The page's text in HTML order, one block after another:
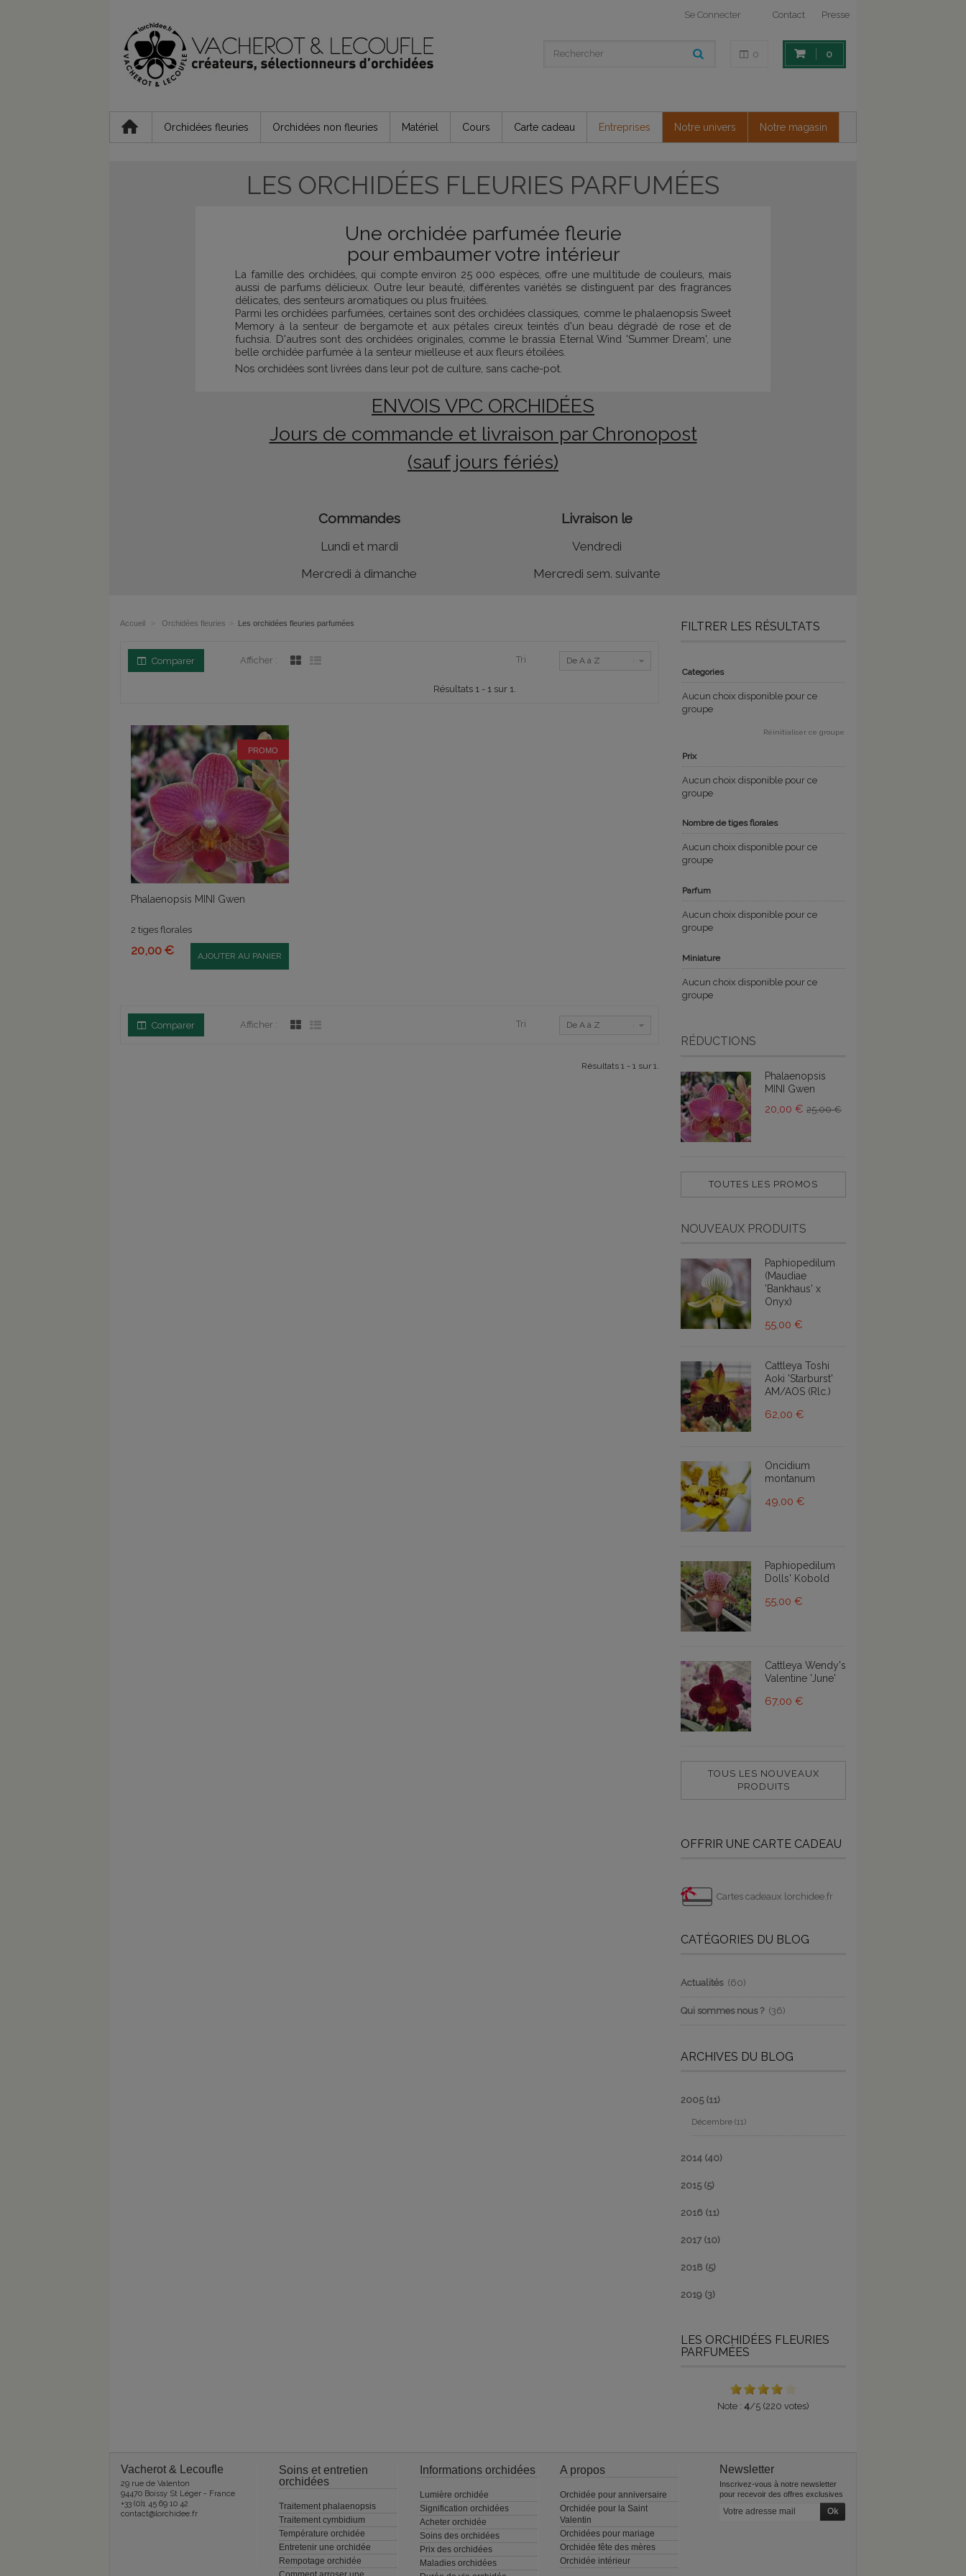
Contact Presse
Se Connecter
0
0
Orchidées fleuries Orchidées non fleuries Matériel Cours Carte cadeau Entreprises Notre univers Notre magasin
LES ORCHIDÉES FLEURIES PARFUMÉES
Une orchidée parfumée fleurie
pour embaumer votre intérieur
La famille des orchidées, qui compte environ 25 000 espèces, offre une multitude de couleurs, mais
aussi de parfums délicieux. Outre leur beauté, différentes variétés se distinguent par des fragrances
délicates, des senteurs aromatiques ou plus fruitées.
Parmi les orchidées parfumées, certaines sont des orchidées classiques , comme le phalaenopsis Sweet
Memory à la senteur de bergamote et aux pétales cireux teintés d'un beau dégradé de rose et de
fuchsia. D'autres sont des orchidées originales, comme le brassia Eternal Wind 'Summer Dream', une
belle orchidée parfumée à la senteur mielleuse et aux fleurs étoilées.
Nos orchidées sont livrées dans leur pot de culture, sans cache-pot.
ENVOIS VPC ORCHIDÉES
Jours de commande et livraison par Chronopost
(sauf jours fériés)
Commandes Livraison le
Lundi et mardi
Vendredi
Mercredi à dimanche
Mercredi sem. suivante
Accueil Orchidées fleuries Les orchidées fleuries parfumées
Comparer Afficher : Tri De A à Z
Résultats 1 - 1 sur 1.
PROMO
Phalaenopsis MINI Gwen
2 tiges florales
20,00 € AJOUTER AU PANIER
Comparer Afficher : Tri De A à Z
Résultats 1 - 1 sur 1.
FILTRER LES RÉSULTATS
Categories
Aucun choix disponible pour ce
groupe
Réinitialiser ce groupe
Prix
Aucun choix disponible pour ce
groupe
Nombre de tiges florales
Aucun choix disponible pour ce
groupe
Parfum
Aucun choix disponible pour ce
groupe
Miniature
Aucun choix disponible pour ce
groupe
RÉDUCTIONS
Phalaenopsis
MINI Gwen
20,00 € 25,00 €
TOUTES LES PROMOS
NOUVEAUX PRODUITS
Paphiopedilum
(Maudiae
'Bankhaus' x
Onyx)
55,00 €
Cattleya Toshi
Aoki 'Starburst'
AM/AOS (Rlc.)
62,00 €
Oncidium
montanum
49,00 €
Paphiopedilum
Dolls' Kobold
55,00 €
Cattleya Wendy's
Valentine 'June'
67,00 €
TOUS LES NOUVEAUX
PRODUITS
OFFRIR UNE CARTE CADEAU
Cartes cadeaux lorchidee.fr
CATÉGORIES DU BLOG
Actualités (60)
Qui sommes nous ? (36)
ARCHIVES DU BLOG
2005 (11)
Décembre (11)
2014 (40)
2015 (5)
2016 (11)
2017 (10)
2018 (5)
2019 (3)
LES ORCHIDÉES FLEURIES
PARFUMÉES
Note : 4/5 (220 votes)
Vacherot & Lecoufle
29 rue de Valenton
94470 Boissy St Léger - France
+33 (0)1 45 69 10 42
contact@lorchidee.fr
Soins et entretien
orchidées
Traitement phalaenopsis
Traitement cymbidium
Température orchidée
Entretenir une orchidée
Rempotage orchidée
Informations orchidées
Lumière orchidée
Signification orchidées
Acheter orchidée
Soins des orchidées
Prix des orchidées
Maladies orchidées
A propos
Orchidée pour anniversaire
Orchidée pour la Saint
Valentin
Orchidées pour mariage
Orchidée fête des mères
Orchidée intérieur
Newsletter
Inscrivez-vous à notre newsletter
pour recevoir des offres exclusives